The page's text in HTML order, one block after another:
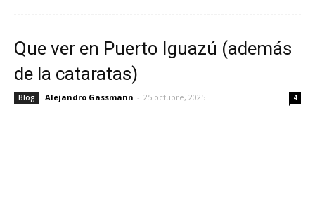
Que ver en Puerto Iguazú (además
de la cataratas)
Blog Alejandro Gassmann - 25 octubre, 2025 4